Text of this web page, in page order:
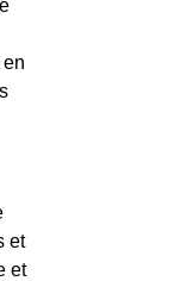
et
et